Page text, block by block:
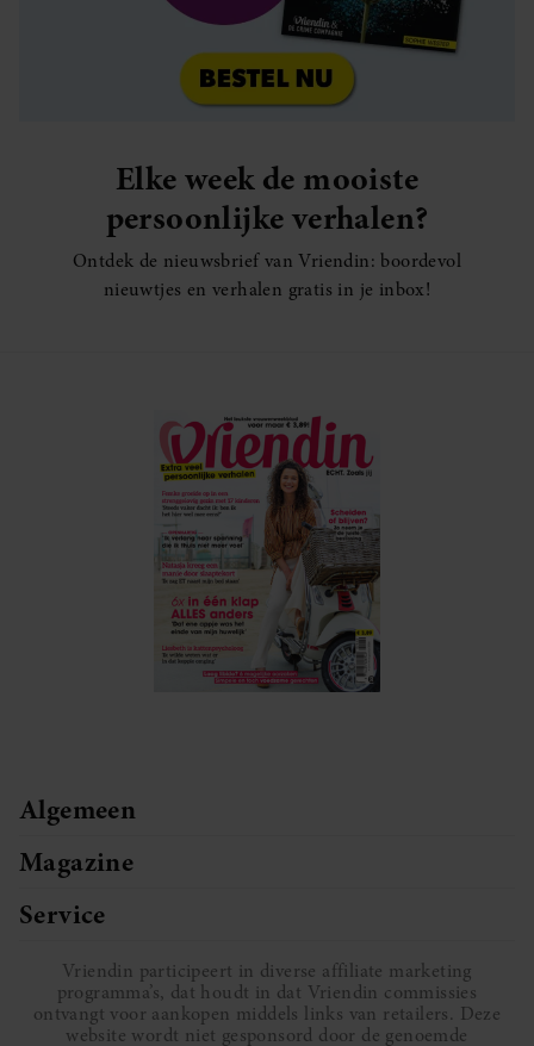
Elke week de mooiste
persoonlijke verhalen?
Ontdek de nieuwsbrief van Vriendin: boordevol
nieuwtjes en verhalen gratis in je inbox!
Algemeen
Magazine
Service
Vriendin participeert in diverse affiliate marketing
programma’s, dat houdt in dat Vriendin commissies
ontvangt voor aankopen middels links van retailers. Deze
website wordt niet gesponsord door de genoemde